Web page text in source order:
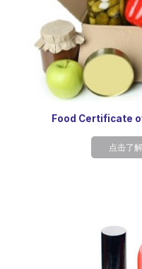
Food Certificate
点击了解